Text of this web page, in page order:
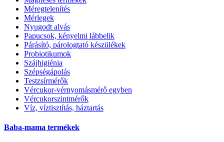
Méregtelenítés
Mérlegek
Nyugodt alvás
Papucsok, kényelmi lábbelik
Párásító, párologtató készülékek
Probiotikumok
Szájhigiénia
Szépségápolás
Testzsírmérők
Vércukor-vérnyomásmérő egyben
Vércukorszintmérők
Víz, víztisztítás, háztartás
Baba-mama termékek